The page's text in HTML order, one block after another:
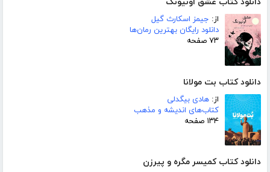
از: جیمز اسکارث گیل
دانلود رایگان بهترین رمان‌ها
۷۳ صفحه
دانلود کتاب بت مولانا
از: هادی بیگدلی
کتاب‌های اندیشه و مذهب
۱۳۴ صفحه
دانلود کتاب کمیسر مگره و پیرزن